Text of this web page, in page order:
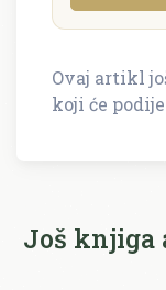
Ovaj artikl
koji će
Još knjiga